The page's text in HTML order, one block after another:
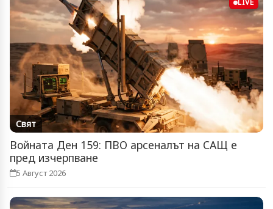
LIVE
Свят
Войната Ден 159: ПВО арсеналът на САЩ е
пред изчерпване
5 Август 2026